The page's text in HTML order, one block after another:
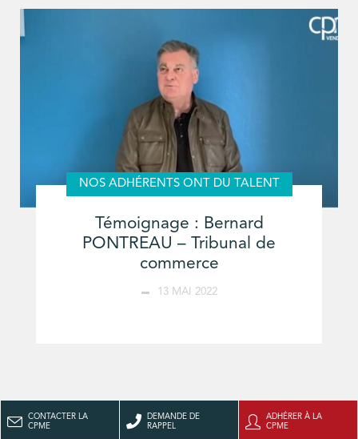
NOS ADHÉRENTS ONT DU TALENT
Témoignage : Bernard
PONTREAU – Tribunal de
commerce
13 MAI 2022
CONTACTER LA
CPME
DEMANDE DE
RAPPEL
ADHÉRER À LA
CPME